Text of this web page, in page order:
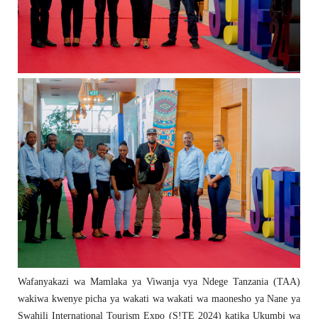
Wafanyakazi wa Mamlaka ya Viwanja vya Ndege Tanzania (TAA)
wakiwa kwenye picha ya wakati wa wakati wa maonesho ya Nane ya
Swahili International Tourism Expo (S!TE 2024) katika Ukumbi wa